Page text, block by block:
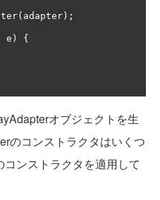
( adapter );
e )
{
オブジェクトを生
のコンストラクタはいくつ
ンストラクタを適用して